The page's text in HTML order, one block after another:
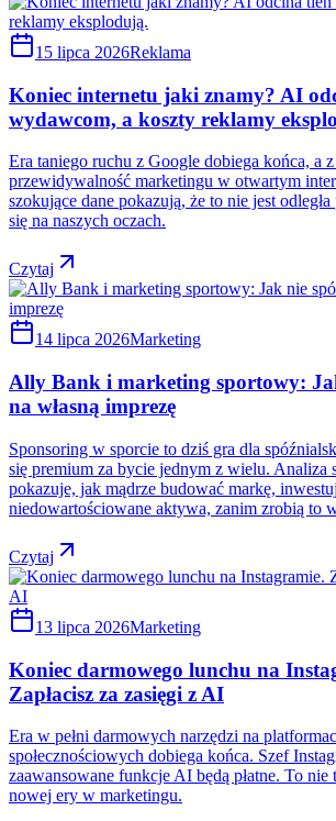
15 lipca 2026Reklama
Koniec internetu jaki znamy? AI
wydawcom, a koszty reklamy
Era taniego ruchu z Google dobiega końca, a
przewidywalność marketingu w otwartym
szokujące dane pokazują, że to nie jest
się na naszych oczach.
Czytaj
14 lipca 2026Marketing
Ally Bank i marketing sportowy:
na własną imprezę
Sponsoring w sporcie to dziś gra dla
się premium za bycie jednym z wielu. Analiza
pokazuje, jak mądrze budować markę,
niedowartościowane aktywa, zanim zrobią to
Czytaj
13 lipca 2026Marketing
Koniec darmowego lunchu na
Zapłacisz za zasięgi z AI
Era w pełni darmowych narzędzi na
społecznościowych dobiega końca. Szef
zaawansowane funkcje AI będą płatne. To nie
nowej ery w marketingu.